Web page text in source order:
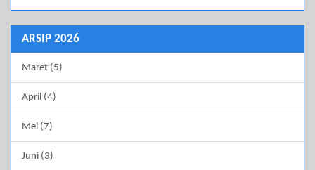
ARSIP 2026
Maret (5)
April (4)
Mei (7)
Juni (3)